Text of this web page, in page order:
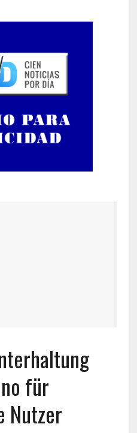
für
Nutzer